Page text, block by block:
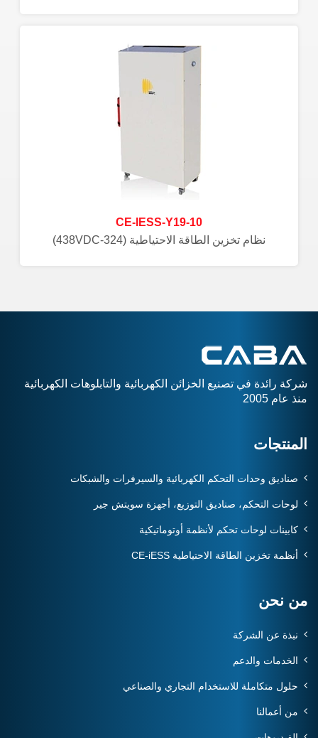
CE-IESS-Y19-10
نظام تخزين الطاقة الاحتياطية (324-438VDC)
شركة رائدة في تصنيع الخزائن الكهربائية والتابلوهات الكهربائية
منذ عام 2005
المنتجات
صناديق وحدات التحكم الكهربائية والسيرفرات والشبكات
لوحات التحكم، صناديق التوزيع، أجهزة سويتش جير
كابينات لوحات تحكم لأنظمة أوتوماتيكية
أنظمة تخزين الطاقة الاحتياطية CE-iESS
من نحن
نبذة عن الشركة
الخدمات والدعم
حلول متكاملة للاستخدام التجاري والصناعي
من أعمالنا